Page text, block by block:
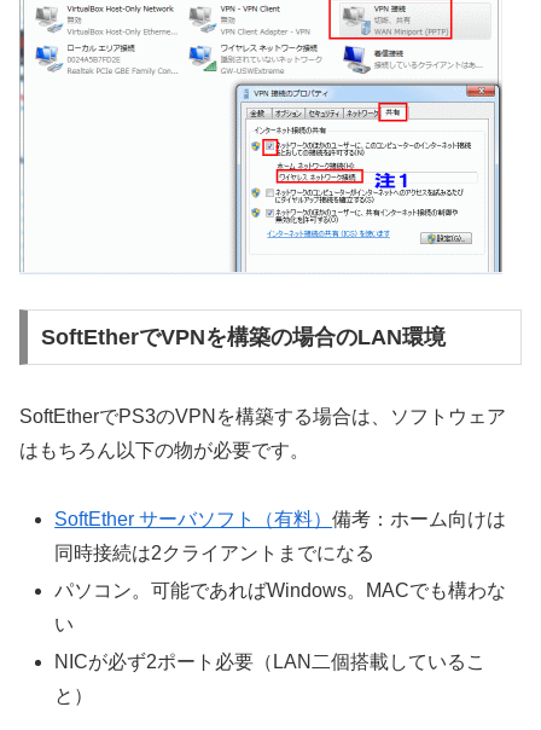
SoftEtherでVPNを構築の場合のLAN環境
SoftEtherでPS3のVPNを構築する場合は、ソフトウェア
はもちろん以下の物が必要です。
SoftEther サーバソフト（有料）備考：ホーム向けは
同時接続は2クライアントまでになる
パソコン。可能であればWindows。MACでも構わな
い
NICが必ず2ポート必要（LAN二個搭載しているこ
と）